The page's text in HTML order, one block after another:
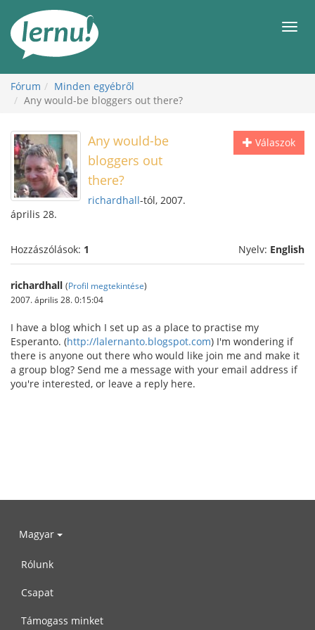
Fórum
Minden egyébről
Any would-be bloggers out there?
Válaszok
Any would-be
bloggers out
there?
richardhall-tól, 2007.
április 28.
Hozzászólások: 1 Nyelv: English
richardhall (Profil megtekintése)
2007. április 28. 0:15:04
I have a blog which I set up as a place to practise my
Esperanto. (http://lalernanto.blogspot.com) I'm wondering if
there is anyone out there who would like join me and make it
a group blog? Send me a message with your email address if
you're interested, or leave a reply here.
Magyar
Rólunk
Csapat
Támogass minket